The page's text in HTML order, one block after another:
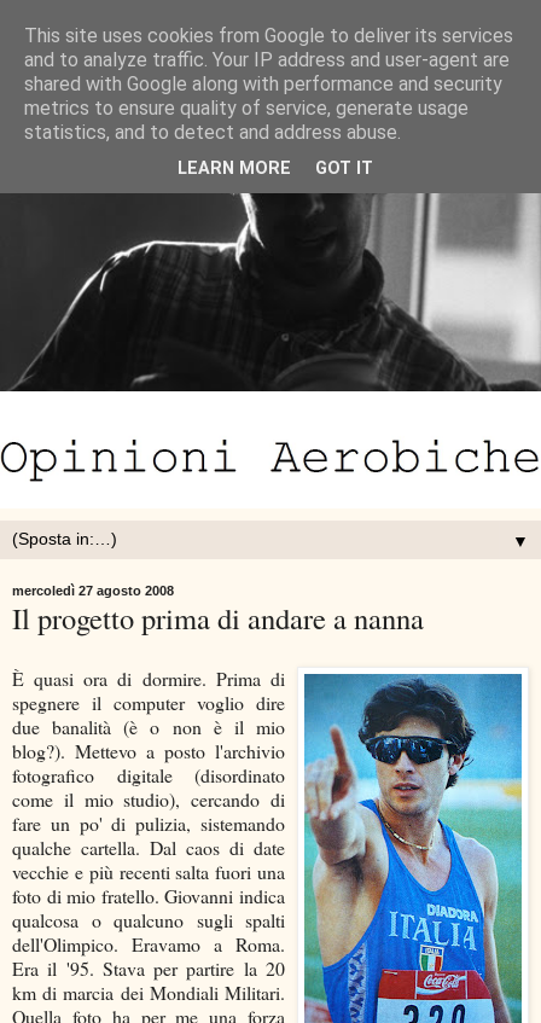
▼
mercoledì 27 agosto 2008
Il progetto prima di andare a nanna
È quasi ora di dormire. Prima di
spegnere il computer voglio dire
due banalità (è o non è il mio
blog?). Mettevo a posto l'archivio
fotografico digitale (disordinato
come il mio studio), cercando di
fare un po' di pulizia, sistemando
qualche cartella. Dal caos di date
vecchie e più recenti salta fuori una
foto di mio fratello. Giovanni indica
qualcosa o qualcuno sugli spalti
dell'Olimpico. Eravamo a Roma.
Era il '95. Stava per partire la 20
km di marcia dei Mondiali Militari.
Quella foto ha per me una forza
This site uses cookies from Google to deliver its services
and to analyze traffic. Your IP address and user-agent are
shared with Google along with performance and security
metrics to ensure quality of service, generate usage
statistics, and to detect and address abuse.
LEARN MORE GOT IT